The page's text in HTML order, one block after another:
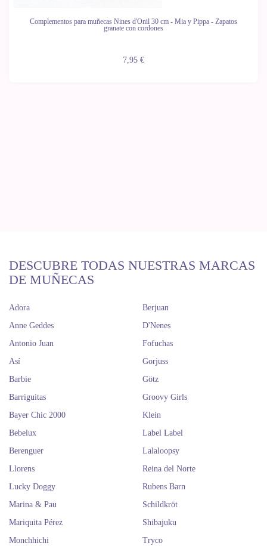
Complementos para muñecas Nines d'Onil 30 cm - Mia y Pippa - Zapatos
granate con cordones
7,95 €
DESCUBRE TODAS NUESTRAS MARCAS
DE MUÑECAS
Adora
Anne Geddes
Antonio Juan
Así
Barbie
Barriguitas
Bayer Chic 2000
Bebelux
Berenguer
Berjuan
D'Nenes
Fofuchas
Gorjuss
Götz
Groovy Girls
Klein
Label Label
Lalaloopsy
Llorens
Lucky Doggy
Marina & Pau
Mariquita Pérez
Monchhichi
Reina del Norte
Rubens Barn
Schildkröt
Shibajuku
Tryco